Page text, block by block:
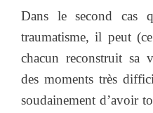
Dans le second cas
traumatisme, il peut
chacun reconstruit sa
des moments très
soudainement d’avoir